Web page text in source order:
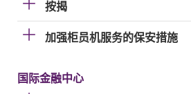
按揭
加强柜员机服务的保安措施
国际金融中心